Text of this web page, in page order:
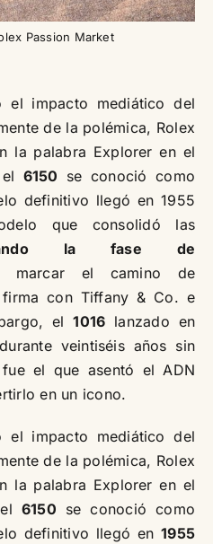
Passion Market
el impacto mediático del
de la polémica, Rolex
la palabra Explorer en el
6150 se conoció como
definitivo llegó en 1955
que consolidó las
la fase de
marcar el camino de
firma con Tiffany & Co. e
el1016 lanzado en
veintiséis años sin
el que asentó el ADN
en un icono.
el impacto mediático del
de la polémica, Rolex
la palabra Explorer en el
6150 se conoció como
definitivo llegó en1955